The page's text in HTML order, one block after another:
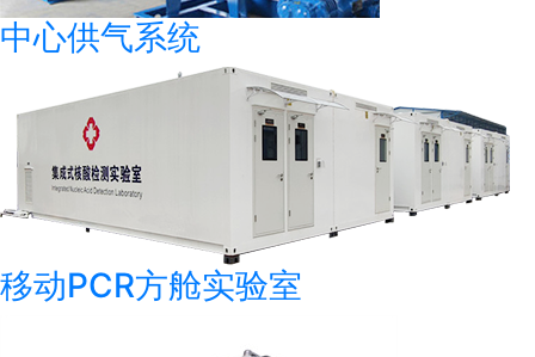
中心供气系统
移动PCR方舱实验室